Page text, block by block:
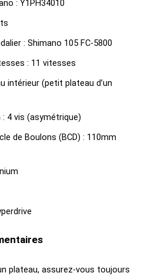
: Y1PH34010
: Shimano 105 FC-5800
: 11 vitesses
intérieur (petit plateau d’un
: 4 vis (asymétrique)
de Boulons (BCD) : 110mm
plateau, assurez-vous toujours